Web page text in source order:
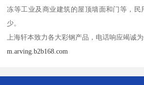
冻等工业及商业建筑的屋顶墙面和门等，民
少。
上海轩本致力各大彩钢产品，电话响应竭诚
m.arving.b2b168.com